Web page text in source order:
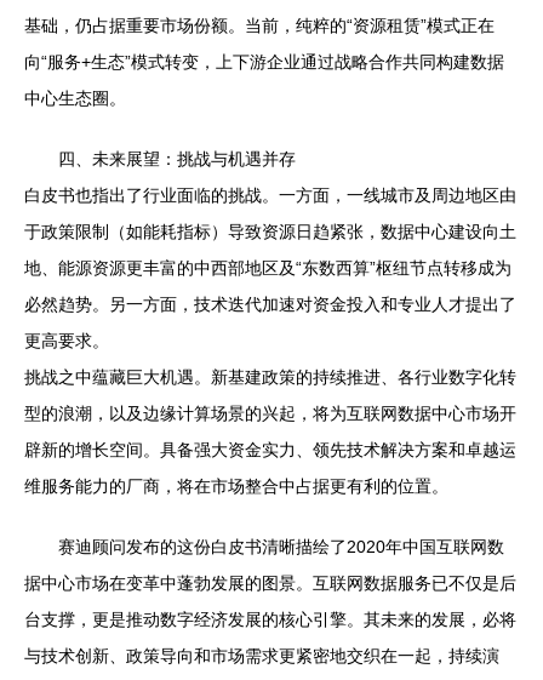
基础，仍占据重要市场份额。当前，纯粹的“资源租赁”模式正在
向“服务+生态”模式转变，上下游企业通过战略合作共同构建数据
中心生态圈。
四、未来展望：挑战与机遇并存
白皮书也指出了行业面临的挑战。一方面，一线城市及周边地区由
于政策限制（如能耗指标）导致资源日趋紧张，数据中心建设向土
地、能源资源更丰富的中西部地区及“东数西算”枢纽节点转移成为
必然趋势。另一方面，技术迭代加速对资金投入和专业人才提出了
更高要求。
挑战之中蕴藏巨大机遇。新基建政策的持续推进、各行业数字化转
型的浪潮，以及边缘计算场景的兴起，将为互联网数据中心市场开
辟新的增长空间。具备强大资金实力、领先技术解决方案和卓越运
维服务能力的厂商，将在市场整合中占据更有利的位置。
赛迪顾问发布的这份白皮书清晰描绘了2020年中国互联网数
据中心市场在变革中蓬勃发展的图景。互联网数据服务已不仅是后
台支撑，更是推动数字经济发展的核心引擎。其未来的发展，必将
与技术创新、政策导向和市场需求更紧密地交织在一起，持续演